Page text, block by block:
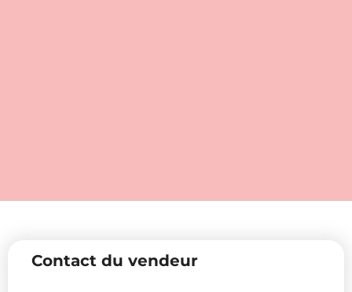
Contact du vendeur